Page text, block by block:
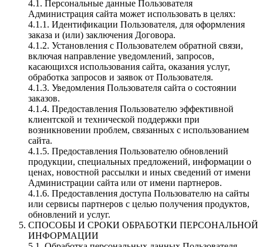
4.1. Персональные данные Пользователя
Администрация сайта может использовать в целях:
4.1.1. Идентификации Пользователя, для оформления
заказа и (или) заключения Договора.
4.1.2. Установления с Пользователем обратной связи,
включая направление уведомлений, запросов,
касающихся использования сайта, оказания услуг,
обработка запросов и заявок от Пользователя.
4.1.3. Уведомления Пользователя сайта о состоянии
заказов.
4.1.4. Предоставления Пользователю эффективной
клиентской и технической поддержки при
возникновении проблем, связанных с использованием
сайта.
4.1.5. Предоставления Пользователю обновлений
продукции, специальных предложений, информации о
ценах, новостной рассылки и иных сведений от имени
Администрации сайта или от имени партнеров.
4.1.6. Предоставления доступа Пользователю на сайты
или сервисы партнеров с целью получения продуктов,
обновлений и услуг.
СПОСОБЫ И СРОКИ ОБРАБОТКИ ПЕРСОНАЛЬНОЙ
ИНФОРМАЦИИ